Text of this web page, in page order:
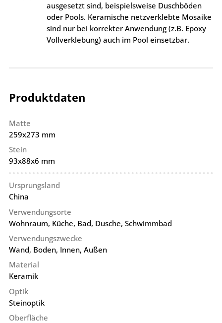
ausgesetzt sind, beispielsweise Duschböden
oder Pools. Keramische netzverklebte Mosaike
sind nur bei korrekter Anwendung (z.B. Epoxy
Vollverklebung) auch im Pool einsetzbar.
Produktdaten
Matte
259x273 mm
Stein
93x88x6 mm
Ursprungsland
China
Verwendungsorte
Wohnraum, Küche, Bad, Dusche, Schwimmbad
Verwendungszwecke
Wand, Boden, Innen, Außen
Material
Keramik
Optik
Steinoptik
Oberfläche